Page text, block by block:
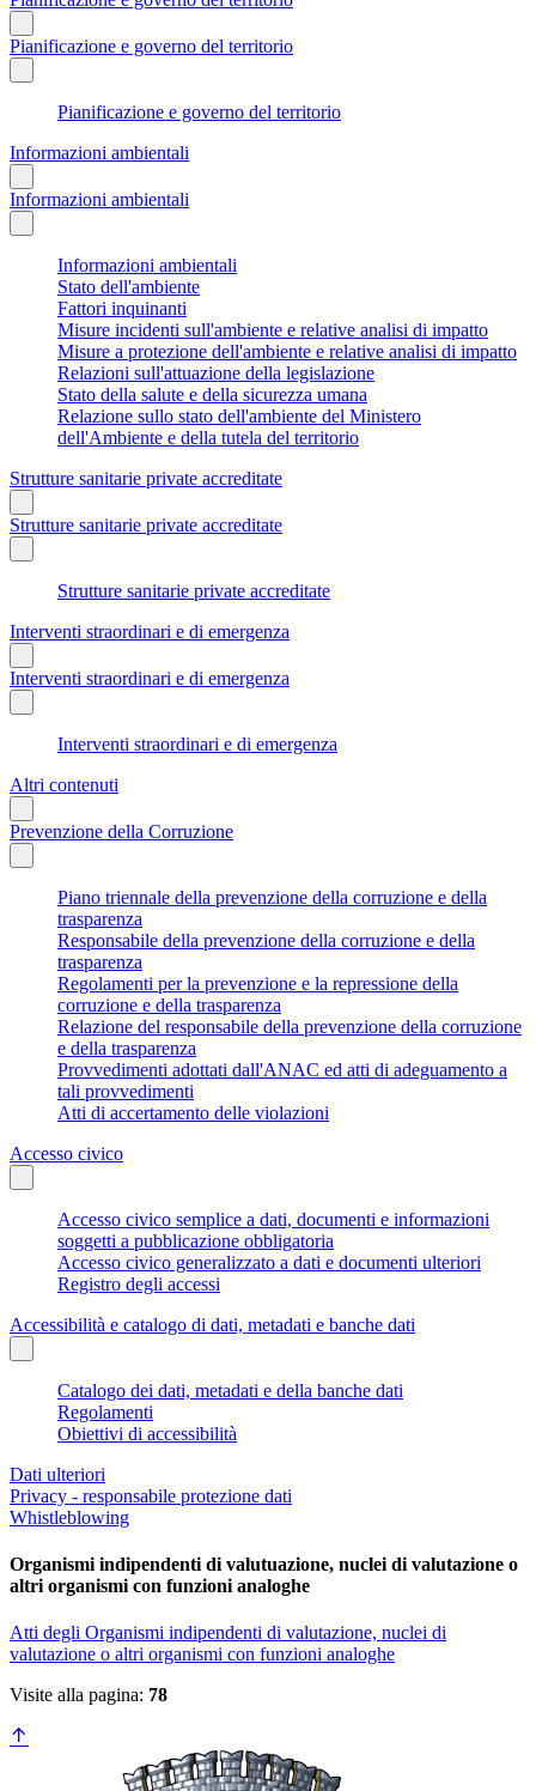
Pianificazione e governo del territorio
Pianificazione e governo del territorio
Informazioni ambientali
Informazioni ambientali
Informazioni ambientali
Stato dell'ambiente
Fattori inquinanti
Misure incidenti sull'ambiente e relative analisi di impatto
Misure a protezione dell'ambiente e relative analisi di impatto
Relazioni sull'attuazione della legislazione
Stato della salute e della sicurezza umana
Relazione sullo stato dell'ambiente del Ministero
dell'Ambiente e della tutela del territorio
Strutture sanitarie private accreditate
Strutture sanitarie private accreditate
Strutture sanitarie private accreditate
Interventi straordinari e di emergenza
Interventi straordinari e di emergenza
Interventi straordinari e di emergenza
Altri contenuti
Prevenzione della Corruzione
Piano triennale della prevenzione della corruzione e della
trasparenza
Responsabile della prevenzione della corruzione e della
trasparenza
Regolamenti per la prevenzione e la repressione della
corruzione e della trasparenza
Relazione del responsabile della prevenzione della corruzione
e della trasparenza
Provvedimenti adottati dall'ANAC ed atti di adeguamento a
tali provvedimenti
Atti di accertamento delle violazioni
Accesso civico
Accesso civico semplice a dati, documenti e informazioni
soggetti a pubblicazione obbligatoria
Accesso civico generalizzato a dati e documenti ulteriori
Registro degli accessi
Accessibilità e catalogo di dati, metadati e banche dati
Catalogo dei dati, metadati e della banche dati
Regolamenti
Obiettivi di accessibilità
Dati ulteriori
Privacy - responsabile protezione dati
Whistleblowing
Organismi indipendenti di valutuazione, nuclei di valutazione o
altri organismi con funzioni analoghe
Atti degli Organismi indipendenti di valutazione, nuclei di
valutazione o altri organismi con funzioni analoghe
Visite alla pagina: 78